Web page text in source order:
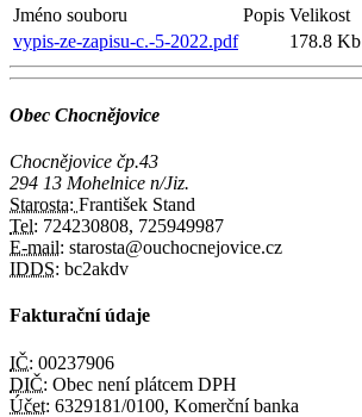
Jméno souboru
Popis Velikost
vypis-ze-zapisu-c.-5-2022.pdf
178.8 Kb
Obec Chocnějovice
Chocnějovice čp.43
294 13 Mohelnice n/Jiz.
Starosta: František Stand
Tel: 724230808, 725949987
E-mail: starosta@ouchocnejovice.cz
IDDS: bc2akdv
Fakturační údaje
IČ: 00237906
DIČ: Obec není plátcem DPH
Účet: 6329181/0100, Komerční banka